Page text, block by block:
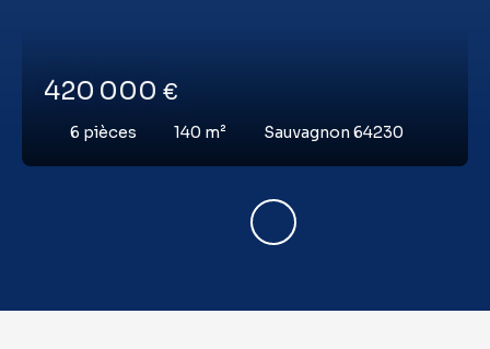
420 000 €
6 pièces 140 m² Sauvagnon 64230